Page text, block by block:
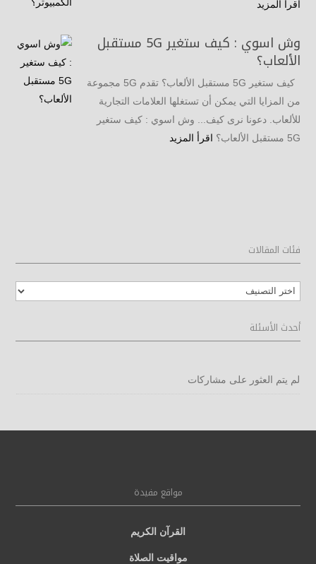
اقرأ المزيد
وش اسوي : كيف ستغير 5G مستقبل
الألعاب؟
كيف ستغير 5G مستقبل الألعاب؟ تقدم 5G مجموعة
من المزايا التي يمكن أن تستغلها العلامات التجارية
للألعاب. دعونا نرى كيف... وش اسوي : كيف ستغير
5G مستقبل الألعاب؟
اقرأ المزيد
فئات المقالات
فئات
المقالات
أحدث الأسئلة
لم يتم العثور على مشاركات
مواقع مفيدة
القرآن الكريم
مواقيت الصلاة